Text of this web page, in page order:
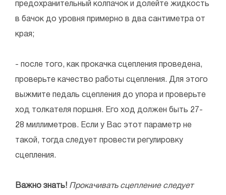
предохранительный колпачок и долейте жидкость
в бачок до уровня примерно в два сантиметра от
края;
- после того, как прокачка сцепления проведена,
проверьте качество работы сцепления. Для этого
выжмите педаль сцепления до упора и проверьте
ход толкателя поршня. Его ход должен быть 27-
28 миллиметров. Если у Вас этот параметр не
такой, тогда следует провести регулировку
сцепления.
Важно знать! Прокачивать сцепление следует